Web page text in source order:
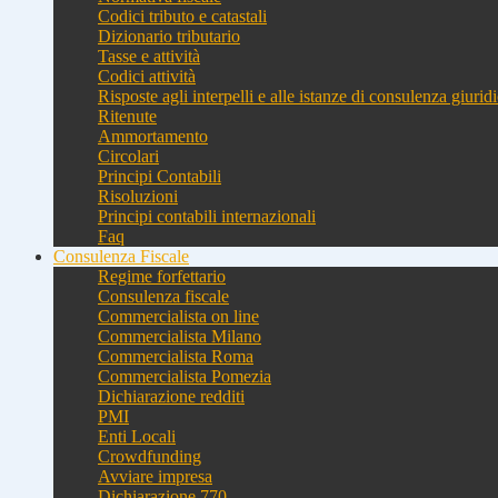
Codici tributo e catastali
Dizionario tributario
Tasse e attività
Codici attività
Risposte agli interpelli e alle istanze di consulenza
Ritenute
Ammortamento
Circolari
Principi Contabili
Risoluzioni
Principi contabili internazionali
Faq
Consulenza Fiscale
Regime forfettario
Consulenza fiscale
Commercialista on line
Commercialista Milano
Commercialista Roma
Commercialista Pomezia
Dichiarazione redditi
PMI
Enti Locali
Crowdfunding
Avviare impresa